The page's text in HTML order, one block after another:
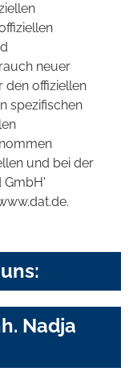
neuer
den offiziellen
spezifischen
und bei der
GmbH'
Nadja